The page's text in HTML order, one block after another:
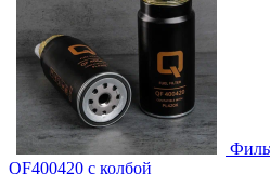
QF400420 с колбой